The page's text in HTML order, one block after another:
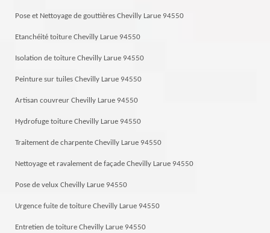
Pose et Nettoyage de gouttières Chevilly Larue 94550
Etanchéité toiture Chevilly Larue 94550
Isolation de toiture Chevilly Larue 94550
Peinture sur tuiles Chevilly Larue 94550
Artisan couvreur Chevilly Larue 94550
Hydrofuge toiture Chevilly Larue 94550
Traitement de charpente Chevilly Larue 94550
Nettoyage et ravalement de façade Chevilly Larue 94550
Pose de velux Chevilly Larue 94550
Urgence fuite de toiture Chevilly Larue 94550
Entretien de toiture Chevilly Larue 94550